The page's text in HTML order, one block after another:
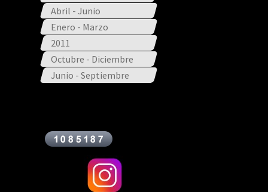
Abril - Junio
Enero - Marzo
2011
Octubre - Diciembre
Junio - Septiembre